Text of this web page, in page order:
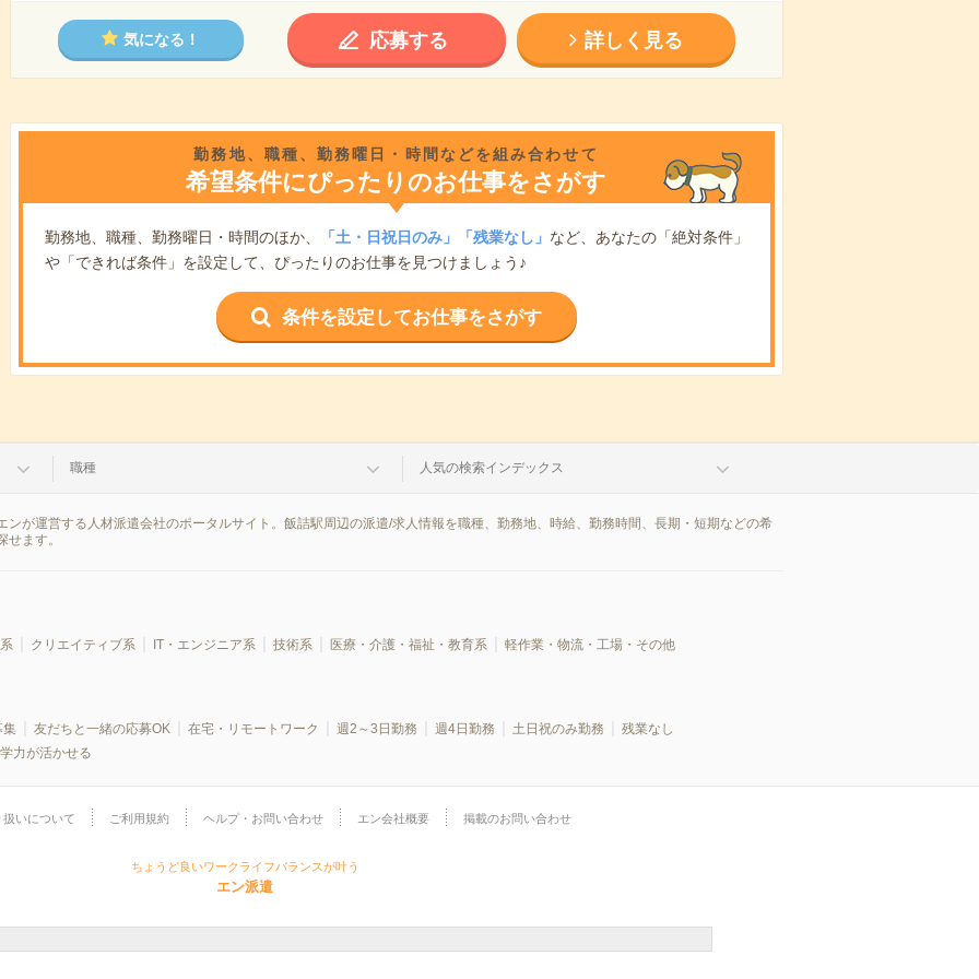
気になる！ 応募する 詳しく見る
勤務地、職種、勤務曜日・時間などを組み合わせて
希望条件にぴったりのお仕事をさがす
勤務地、職種、勤務曜日・時間のほか、 「土・日祝日のみ」「残業なし」 など、あなたの「絶対条件」
や「できれば条件」を設定して、ぴったりのお仕事を見つけましょう♪
条件を設定してお仕事をさがす
職種 人気の検索インデックス
が運営する人材派遣会社のポータルサイト。飯詰駅周辺の派遣/求人情報を職種、勤務地、時給、勤務時間、長期・短期などの希
ます。
クリエイティブ系 IT・エンジニア系 技術系 医療・介護・福祉・教育系 軽作業・物流・工場・その他
集 友だちと一緒の応募OK 在宅・リモートワーク 週2～3日勤務 週4日勤務 土日祝のみ勤務
残業なし
力が活かせる
いについて ご利用規約 ヘルプ・お問い合わせ エン会社概要 掲載のお問い合わせ
ちょうど良いワークライフバランスが叶う
エン派遣